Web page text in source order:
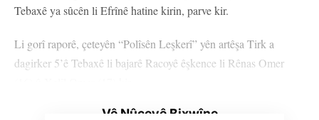
Tebaxê ya sûcên li Efrînê hatine kirin, parve kir.
Li gorî raporê, çeteyên “Polîsên Leşkerî” yên artêşa Tirk a
dagirker 5’ê Tebaxê li bajarê Racoyê êşkence li Rênas Omer
Leşkerên dewleta Tirk a dagirker gule li ciwanê bi navê
Vê Nûçeyê Bixwîne